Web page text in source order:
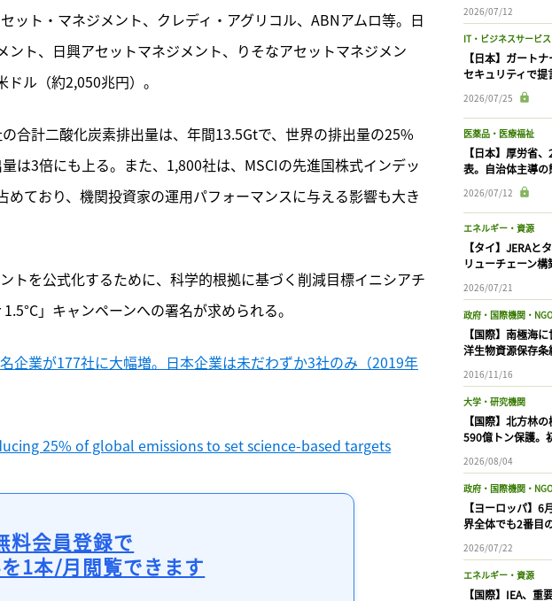
ト・マネジメント、クレディ・アグリコル、ABNアムロ等。日
ト、日興アセットマネジメント、りそなアセットマネジメン
ル（約2,050兆円）。
合計二酸化炭素排出量は、年間13.5Gtで、世界の排出量の25%
は3倍にも上る。また、1,800社は、MSCIの先進国株式インデッ
ており、機関投資家の運用パフォーマンスに与える影響も大き
を公式化するために、科学的根拠に基づく削減目標イニシアチ
」キャンペーンへの署名が求められる。
企業が177社に大幅増。日本企業は未だわずか3社のみ（2019年
25% of global emissions to set science-based targets
料会員登録で
1本/月閲覧できます
2026/07/12
IT・ビジネスサービス
【日本】ガート
セキュリティで提
2026/07/25
医薬品・医療福祉
【日本】厚労省
表。自治体主導の
2026/07/12
エネルギー・資源
【タイ】JERAと
リューチェーン
2026/07/21
政府・国際機関・NGO
【国際】南極海
洋生物資源保存
2016/11/16
大学・研究機関
【国際】北方林
590億トン保護。
2026/08/04
政府・国際機関・NGO
【ヨーロッパ】
界全体でも2番目
2026/07/22
エネルギー・資源
【国際】IEA、